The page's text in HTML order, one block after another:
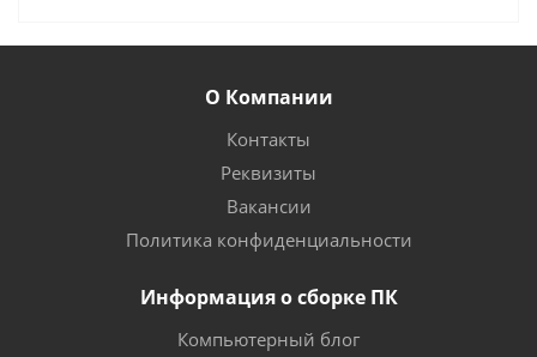
О Компании
Контакты
Реквизиты
Вакансии
Политика конфиденциальности
Информация о сборке ПК
Компьютерный блог